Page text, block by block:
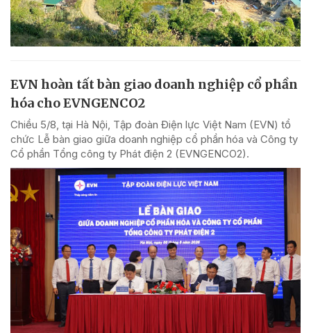
EVN hoàn tất bàn giao doanh nghiệp cổ phần
hóa cho EVNGENCO2
Chiều 5/8, tại Hà Nội, Tập đoàn Điện lực Việt Nam (EVN) tổ
chức Lễ bàn giao giữa doanh nghiệp cổ phần hóa và Công ty
Cổ phần Tổng công ty Phát điện 2 (EVNGENCO2).